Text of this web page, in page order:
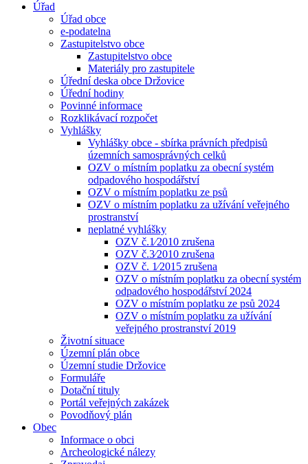
Úřad
Úřad obce
e-podatelna
Zastupitelstvo obce
Zastupitelstvo obce
Materiály pro zastupitele
Úřední deska obce Držovice
Úřední hodiny
Povinné informace
Rozklikávací rozpočet
Vyhlášky
Vyhlášky obce - sbírka právních předpisů
územních samosprávných celků
OZV o místním poplatku za obecní systém
odpadového hospodářství
OZV o místním poplatku ze psů
OZV o místním poplatku za užívání veřejného
prostranství
neplatné vyhlášky
OZV č.1⁄2010 zrušena
OZV č.3⁄2010 zrušena
OZV č. 1⁄2015 zrušena
OZV o místním poplatku za obecní systém
odpadového hospodářství 2024
OZV o místním poplatku ze psů 2024
OZV o místním poplatku za užívání
veřejného prostranství 2019
Životní situace
Územní plán obce
Územní studie Držovice
Formuláře
Dotační tituly
Portál veřejných zakázek
Povodňový plán
Obec
Informace o obci
Archeologické nálezy